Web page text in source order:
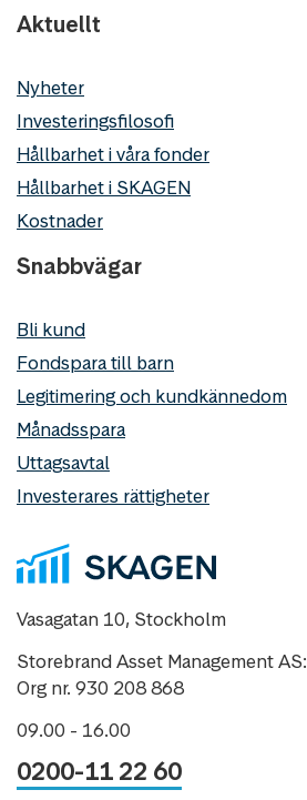
Aktuellt
Nyheter
Investeringsfilosofi
Hållbarhet i våra fonder
Hållbarhet i SKAGEN
Kostnader
Snabbvägar
Bli kund
Fondspara till barn
Legitimering och kundkännedom
Månadsspara
Uttagsavtal
Investerares rättigheter
Vasagatan 10, Stockholm
Storebrand Asset Management AS:
Org nr. 930 208 868
09.00 - 16.00
0200-11 22 60